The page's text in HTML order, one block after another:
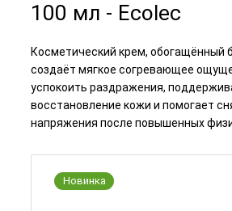
100 мл - Ecolec
Косметический крем, обогащённый
создаёт мягкое согревающее
успокоить раздражения,
восстановление кожи и помогает
напряжения после повышенных
Новинка